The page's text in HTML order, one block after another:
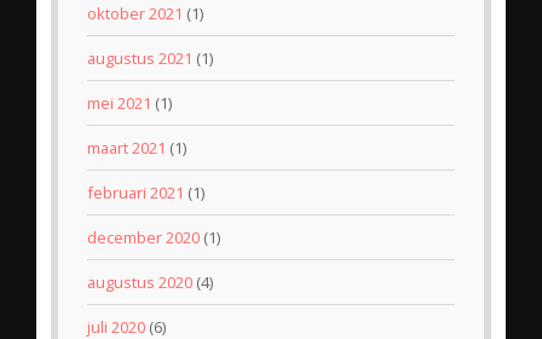
oktober 2021 (1)
augustus 2021 (1)
mei 2021 (1)
maart 2021 (1)
februari 2021 (1)
december 2020 (1)
augustus 2020 (4)
juli 2020 (6)